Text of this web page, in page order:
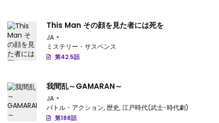
This Man その顔を見た者には死を
JA
ミステリー・サスペンス
第42.5話
我間乱～GAMARAN～
JA
バトル・アクション, 歴史, 江戸時代(武士･時代劇)
第188話